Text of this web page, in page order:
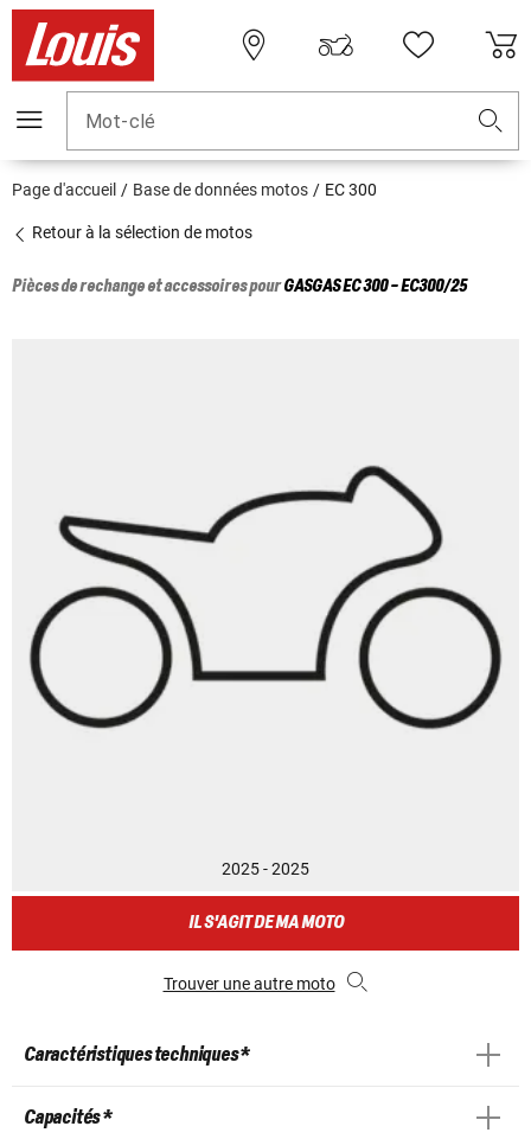
Mot-clé
Page d'accueil Base de données motos EC 300
Retour à la sélection de motos
Pièces de rechange et accessoires pourGASGASEC 300 - EC300/25
2025 - 2025
IL S'AGIT DE MA MOTO
Trouver une autre moto
Caractéristiques techniques *
Capacités *